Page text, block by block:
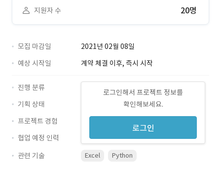
지원자 수 20명
모집 마감일
2021년 02월 08일
예상 시작일
계약 체결 이후, 즉시 시작
로그인해서 프로젝트 정보를
확인해보세요.
로그인
진행 분류
기획 상태
프로젝트 경험
협업 예정 인력
관련 기술
Excel Python